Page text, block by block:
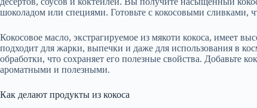
шоколадом или специями. Готовьте с кокосовыми сливками,
Кокосовое масло, экстрагируемое из мякоти кокоса, имеет
подходит для жарки, выпечки и даже для использования в
обработки, что сохраняет его полезные свойства. Добавьте
ароматными и полезными.
Как делают продукты из кокоса